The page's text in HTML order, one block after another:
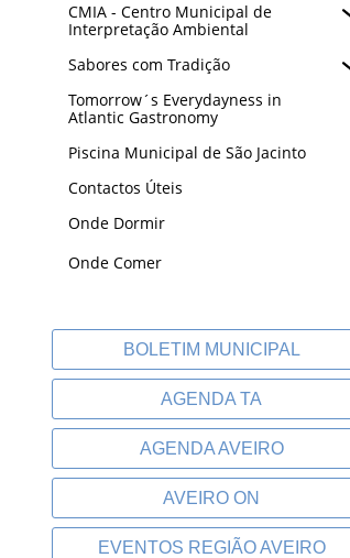
CMIA - Centro Municipal de
Interpretação Ambiental
Sabores com Tradição
Tomorrow´s Everydayness in
Atlantic Gastronomy
Piscina Municipal de São Jacinto
Contactos Úteis
Onde Dormir
Onde Comer
BOLETIM MUNICIPAL
AGENDA TA
AGENDA AVEIRO
AVEIRO ON
EVENTOS REGIÃO AVEIRO